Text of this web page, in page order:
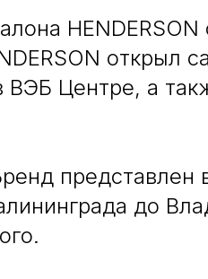
открыл
Центре, а
представлен
до